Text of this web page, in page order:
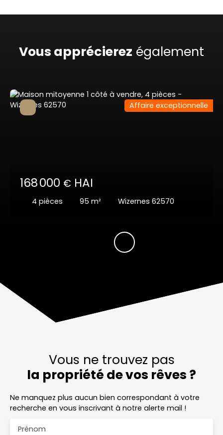
Vous apprécierez également
168 000 € HAI
4 pièces 95 m² Wizernes 62570
Affaire exceptionnelle
Vous ne trouvez pas
la propriété de vos rêves ?
Ne manquez plus aucun bien correspondant à votre
recherche en vous inscrivant à notre alerte mail !
Prénom